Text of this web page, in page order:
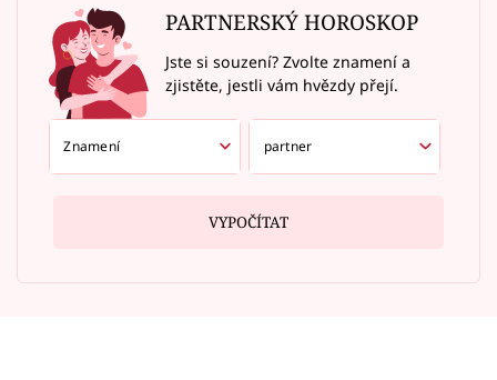
PARTNERSKÝ HOROSKOP
Jste si souzení? Zvolte znamení a
zjistěte, jestli vám hvězdy přejí.
VYPOČÍTAT